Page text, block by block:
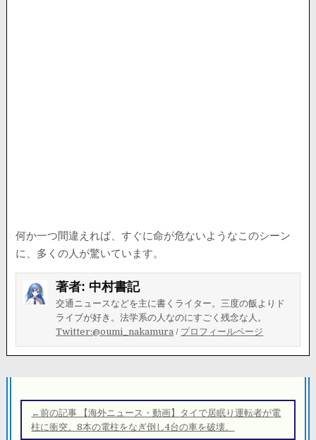
何か一つ間違えれば、すぐに命が危ないようなこのシーン
に、多くの人が驚いています。
著者: 中村書記
交通ニュースなどを主に書くライター。三度の飯よりド
ライブが好き。法学系の人なのにすごく残念な人。
Twitter:@oumi_nakamura / プロフィールページ
稿
ナ
←前の記事 【海外ニュース・動画】タイで居眠り運転者が電
柱に衝突。8本の電柱をなぎ倒し4台の車を破壊。